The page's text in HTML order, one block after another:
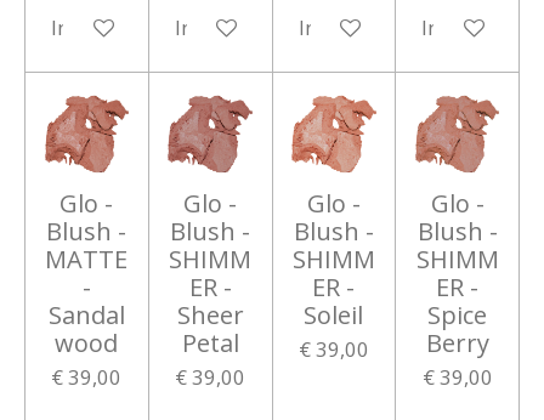
In winkelwagenIn winkelwagenIn winkelwagenIn
Glo -
Blush -
MATTE
-
Sandal
wood
€ 39,00
Glo -
Blush -
SHIMM
ER -
Sheer
Petal
€ 39,00
Glo -
Blush -
SHIMM
ER -
Soleil
€ 39,00
Glo -
Blush -
SHIMM
ER -
Spice
Berry
€ 39,00